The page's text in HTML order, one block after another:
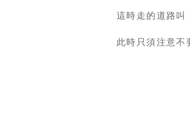
這時走的道路叫
此時只須注意不